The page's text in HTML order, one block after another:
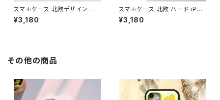
スマホケース 北欧デザイン ハ
ードケース iPhone17/galaxy/
Googlepixel/Xperia シンプ
¥3,180
スマホケース 北欧 ハード iPho
ne17/16/15/galaxy/pixel グ
レーニュアンスカラー 鳥 花柄
¥3,180
その他の商品